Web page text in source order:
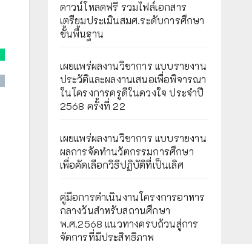
ดาวน์โหลดฟรี รวมไฟล์เอกสาร
เตรียมประเมินสมศ.ระดับการศึกษา
ขั้นพื้นฐาน
เผยแพร่ผลงานวิชาการ แบบรายงาน
ประวัติและผลงานเสนอเพื่อพิจารณา
ในโครงการครูดีในดวงใจ ประจำปี
2568 ครั้งที่ 22
เผยแพร่ผลงานวิชาการ แบบรายงาน
ผลการจัดทำนวัตกรรมการศึกษา
เพื่อคัดเลือกวิธีปฏิบัติที่เป็นเลิศ
คู่มือการดำเนินงานโครงการอาหาร
กลางวันสำหรับสถานศึกษา
พ.ศ.2568 แนวทางครบถ้วนสู่การ
จัดการที่มีประสิทธิภาพ